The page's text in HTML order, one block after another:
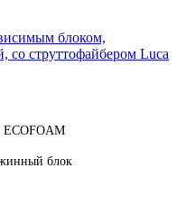
ECOFOAM
блок